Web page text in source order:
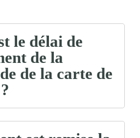
le délai de
de la
de la carte de